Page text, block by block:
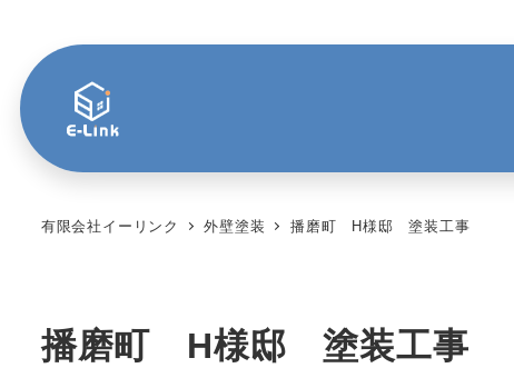
有限会社イーリンク 外壁塗装 播磨町 H様邸 塗装工事
播磨町 H様邸 塗装工事